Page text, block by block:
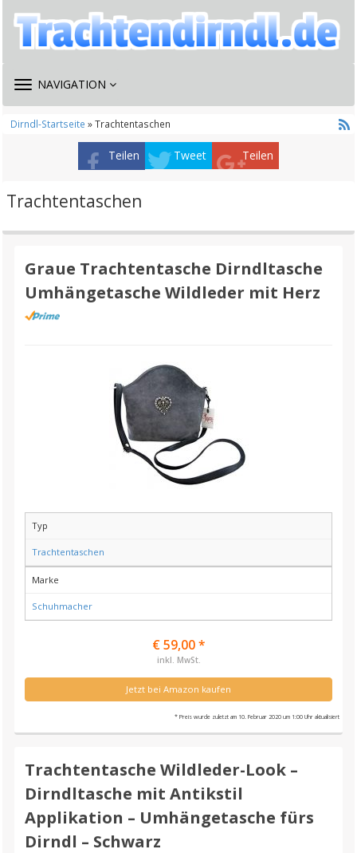
TOGGLE
NAVIGATION
Dirndl-Startseite » Trachtentaschen
Teilen Tweet Teilen
Trachtentaschen
Graue Trachtentasche Dirndltasche
Umhängetasche Wildleder mit Herz
Typ
Trachtentaschen
Marke
Schuhmacher
€ 59,00 *
inkl. MwSt.
Jetzt bei Amazon kaufen
* Preis wurde zuletzt am 10. Februar 2020 um 1:00 Uhr aktualisiert
Trachtentasche Wildleder-Look –
Dirndltasche mit Antikstil
Applikation – Umhängetasche fürs
Dirndl – Schwarz